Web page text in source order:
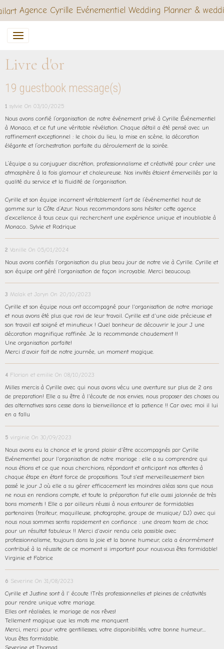
Agence Cyrille Evénementiel Wedding Planner &
Livre d'or
19 guestbook message(s)
1 sylvie On 03/10/2025
Nous avons confié l’organisation de notre événement privé à Cyrille Événementiel
à Monaco, et ce fut une véritable révélation. Chaque détail a été pensé avec un
raffinement exceptionnel : le choix du lieu, la mise en scène, la décoration
élégante et l’orchestration parfaite du déroulement de la soirée.
L’équipe a su conjuguer discrétion, professionnalisme et créativité pour créer une
atmosphère à la fois glamour et chaleureuse. Nos invités étaient émerveillés par la
qualité du service et la fluidité de l’organisation.
Cyrille et son équipe incarnent véritablement l’art de l’événementiel haut de
gamme sur la Côte d’Azur. Nous recommandons sans hésiter cette agence
d’excellence à tous ceux qui recherchent une expérience unique et inoubliable à
Monaco.. Sylvie et Rodrique
2 Vanille On 05/01/2024
Nous avons confiés l'organisation du plus beau jour de notre vie à Cyrille. Cyrille et
son équipe ont géré l'organisation de façon incroyable. Merci beaucoup.
3 Malak et Jaryn On 20/10/2023
Cyrille et son équipe nous ont accompagné pour l'organisation de notre mariage
et nous avons été plus que ravi de leur travail. Cyrille est d'une aide précieuse et
son travail est soigné et minutieux ! Quel bonheur de découvrir le jour J une
décoration magnifique raffinée. Je la recommande chaudement !!
Une organisation parfaite!
Merci d'avoir fait de notre journée, un moment magique.
4 Florian et emilie On 08/10/2023
Milles mercis à Cyrille avec qui nous avons vécu une aventure sur plus de 2 ans
de preparation! Elle a su être à l'écoute de nos envies, nous proposer des choses ou
des alternatives sans cesse dans la bienveillance et la patience !! Car avec moi il lui
en a fallu
5 virginie On 30/09/2023
Nous avons eu la chance et le grand plaisir d'être accompagnés par Cyrille
Evénementiel pour l'organisation de notre mariage : elle a su comprendre qui
nous étions et ce que nous cherchions, répondant et anticipant nos attentes à
chaque étape en étant force de propositions. Tout s'est merveilleusement bien
passé le jour J où elle a su gérer efficacement les moindres aléas sans que nous
ne nous en rendions compte, et toute la préparation fut elle aussi jalonnée de très
bons moments ! Elle a par ailleurs réussi à nous entourer de formidables
partenaires (traiteur, maquilleuse, photographe, groupe de musique/ DJ) avec qui
nous nous sommes sentis rapidement en confiance : une dream team de choc
pour un résultat fabuleux !! Merci d'avoir rendu cela possible avec
professionnalisme, toujours dans la joie et la bonne humeur, cela a énormément
contribué à la réussite de ce moment si important pour nous.vous êtes formidable!
Virginie et Fabrice
6 Severine On 31/08/2023
Cyrille et Justine sont à l' écoute !Très professionnelles et pleines de créativités
pour rendre unique votre mariage.
Elles ont réalisées, le mariage de nos rêves!
Tellement magique que les mots me manquent.
Merci, merci pour votre gentillesses, votre disponibilités, votre bonne humeur....
Vous êtes formidable.
Severine et Thomad